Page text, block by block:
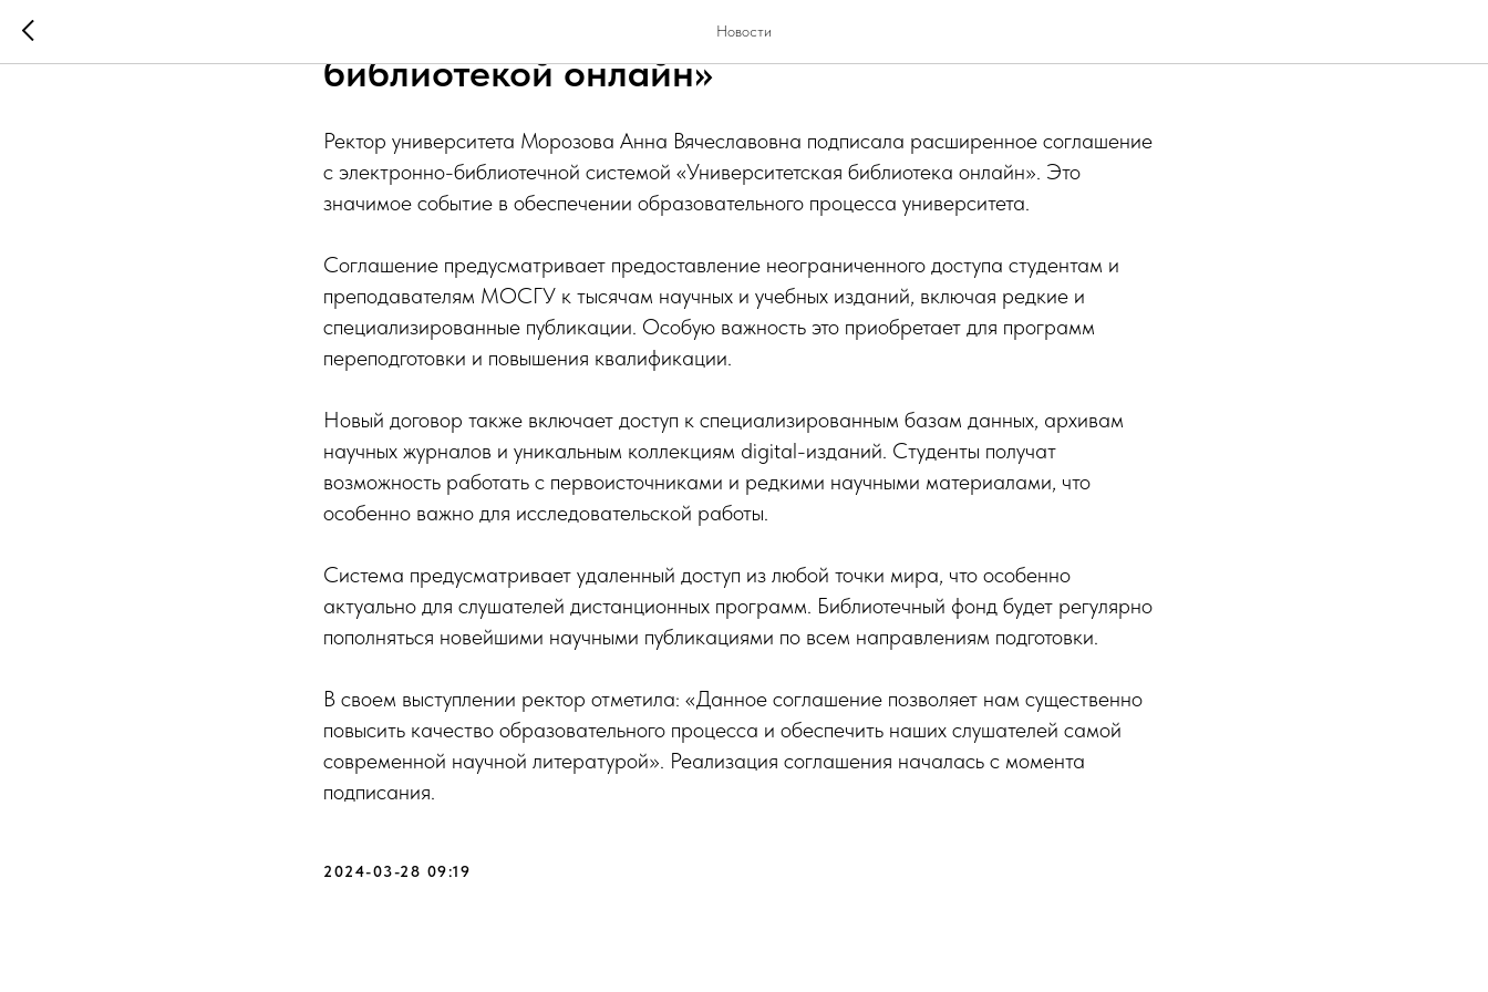
Новости
Сотрудничество с «Университетской
библиотекой онлайн»
Ректор университета Морозова Анна Вячеславовна подписала расширенное соглашение
с электронно-библиотечной системой «Университетская библиотека онлайн». Это
значимое событие в обеспечении образовательного процесса университета.
Соглашение предусматривает предоставление неограниченного доступа студентам и
преподавателям МОСГУ к тысячам научных и учебных изданий, включая редкие и
специализированные публикации. Особую важность это приобретает для программ
переподготовки и повышения квалификации.
Новый договор также включает доступ к специализированным базам данных, архивам
научных журналов и уникальным коллекциям digital-изданий. Студенты получат
возможность работать с первоисточниками и редкими научными материалами, что
особенно важно для исследовательской работы.
Система предусматривает удаленный доступ из любой точки мира, что особенно
актуально для слушателей дистанционных программ. Библиотечный фонд будет регулярно
пополняться новейшими научными публикациями по всем направлениям подготовки.
В своем выступлении ректор отметила: «Данное соглашение позволяет нам существенно
повысить качество образовательного процесса и обеспечить наших слушателей самой
современной научной литературой». Реализация соглашения началась с момента
подписания.
2024-03-28 09:19